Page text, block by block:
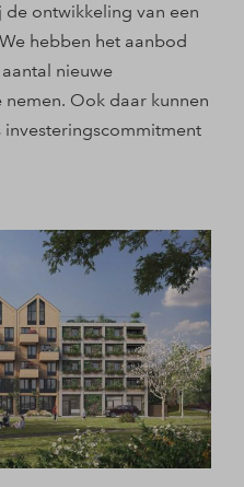
de ontwikkeling van een
hebben het aanbod
nieuwe
Ook daar kunnen